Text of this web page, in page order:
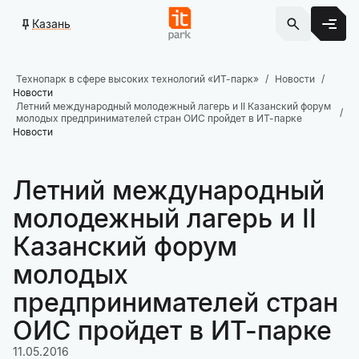
Казань
Технопарк в сфере высоких технологий «ИТ-парк»
Новости
Новости
Летний международный молодежный лагерь и II Казанский форум
молодых предпринимателей стран ОИС пройдет в ИТ-парке
Новости
Летний международный
молодежный лагерь и II
Казанский форум
молодых
предпринимателей стран
ОИС пройдет в ИТ-парке
11.05.2016